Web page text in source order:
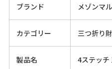
ブランド メゾンマ
カテゴリー 三つ折り
製品名 4ステッチ